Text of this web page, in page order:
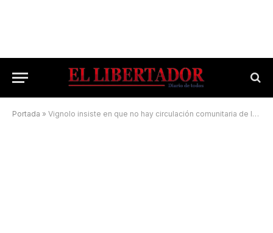
Portada » Vignolo insiste en que no hay circulación comunitaria de la cepa Delta